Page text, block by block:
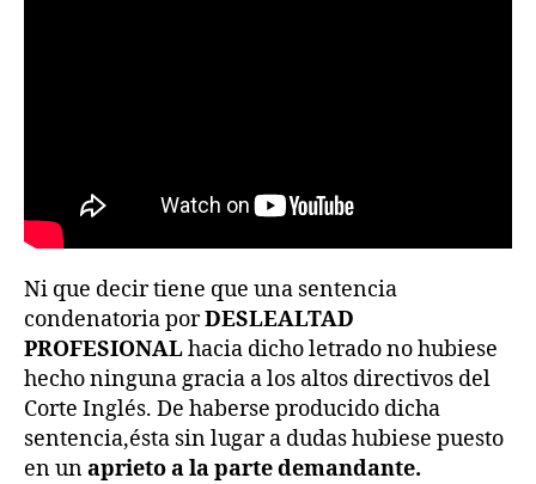
Ni que decir tiene que una sentencia
condenatoria porDESLEALTAD
PROFESIONALhacia dicho letrado no hubiese
hecho ninguna gracia a los altos directivos del
Corte Inglés. De haberse producido dicha
sentencia,ésta sin lugar a dudas hubiese puesto
en unaprieto a la parte demandante.